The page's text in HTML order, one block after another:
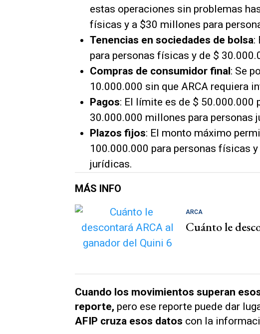
estas operaciones sin problemas
físicas y a $30 millones para
Tenencias en sociedades de bolsa:
para personas físicas y de $
Compras de consumidor final: Se
10.000.000 sin que ARCA requiera
Pagos: El límite es de $ 50.000.000
30.000.000 millones para personas
Plazos fijos: El monto máximo
100.000.000 para personas físicas
jurídicas.
MÁS INFO
ARCA
Cuánto le
Cuando los movimientos superan
reporte, pero ese reporte puede dar
AFIP cruza esos datos con la